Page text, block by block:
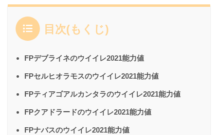
目次(もくじ)
FPデブライネのウイイレ2021能力値
FPセルヒオラモスのウイイレ2021能力値
FPティアゴアルカンタラのウイイレ2021能力値
FPクアドラードのウイイレ2021能力値
FPナバスのウイイレ2021能力値